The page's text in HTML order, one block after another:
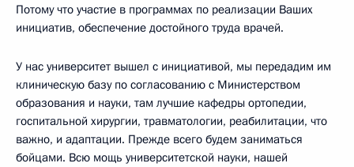
Потому что участие в программах по реализации Ваших
инициатив, обеспечение достойного труда врачей.
У нас университет вышел с инициативой, мы передадим им
клиническую базу по согласованию с Министерством
образования и науки, там лучшие кафедры ортопедии,
госпитальной хирургии, травматологии, реабилитации, что
важно, и адаптации. Прежде всего будем заниматься
бойцами. Всю мощь университетской науки, нашей